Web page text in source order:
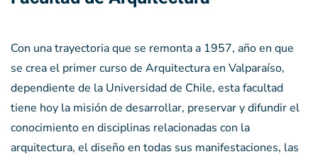
Con una trayectoria que se remonta a 1957, año en que
se crea el primer curso de Arquitectura en Valparaíso,
dependiente de la Universidad de Chile, esta facultad
tiene hoy la misión de desarrollar, preservar y difundir el
conocimiento en disciplinas relacionadas con la
arquitectura, el diseño en todas sus manifestaciones, las